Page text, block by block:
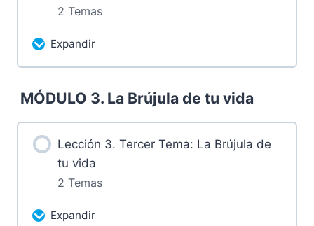
1.2 Tareas luego de la sesión
2 Temas
Expandir
Más contenidos...
0% Completado 0/2 pasos
2.1 Grabación domingo 28 de enero de
2024
MÓDULO 3. La Brújula de tu vida
Lección 3. Tercer Tema: La Brújula de
tu vida
2 Temas
Expandir